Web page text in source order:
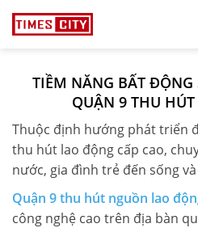
1 P/NGỦ
2 P/NGỦ
3–5 P/NGỦ
TIMES CITY
TIỀM NĂNG BẤT ĐỘNG
QUẬN 9 THU
Thuộc định hướng phát triển
thu hút lao động cấp cao,
nước, gia đình trẻ đến sống
Quận 9thu hút nguồn lao
công nghệ cao trên địa bàn